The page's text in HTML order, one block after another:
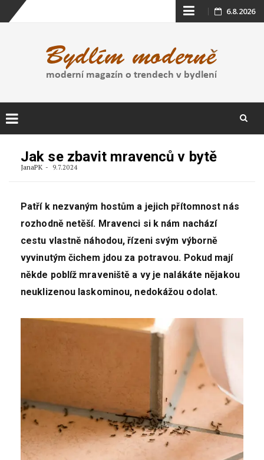
Skip
content
6.8.2026
content
Jak se zbavit mravenců v bytě
JanaPK 9.7.2024
Patří k nezvaným hostům a jejich přítomnost nás
rozhodně netěší. Mravenci si k nám nachází
cestu vlastně náhodou, řízeni svým výborně
vyvinutým čichem jdou za potravou. Pokud mají
někde poblíž mraveniště a vy je nalákáte nějakou
neuklizenou laskominou, nedokážou odolat.